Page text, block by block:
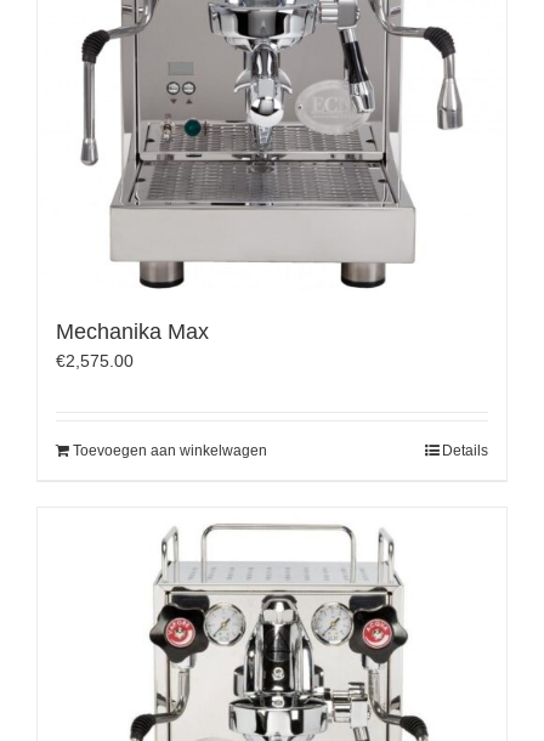
Mechanika Max
€2,575.00
Toevoegen aan winkelwagen Details